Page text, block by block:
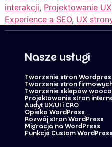
interakcji, Projektowanie UX,
Experience a SEO, UX
Nasze usługi
Tworzenie stron
Tworzenie stron
Tworzenie sklepów
Projektowanie stron
Audyt UX/UI i CRO
Opieka WordPress
Rozwój stron WordPress
Migracja na WordPress
Funkcje Custom WordPress